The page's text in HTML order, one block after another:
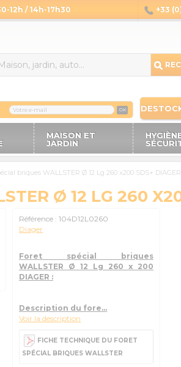
12h / 14h-17h30 +33
OK
MAISON ET
JARDIN
briques WALLSTER Ø 12 Lg 260 x200 SDS+ DIAGER
Ø 12 LG 260
Référence : 104D12L0260
Diager
Foret spécial briques
WALLSTER Ø 12 Lg 260 x 200
DIAGER :
Description du fore...
Voir la description
FICHE TECHNIQUE DU FORET
SPÉCIAL BRIQUES WALLSTER